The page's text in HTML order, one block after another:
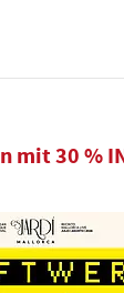
30 %